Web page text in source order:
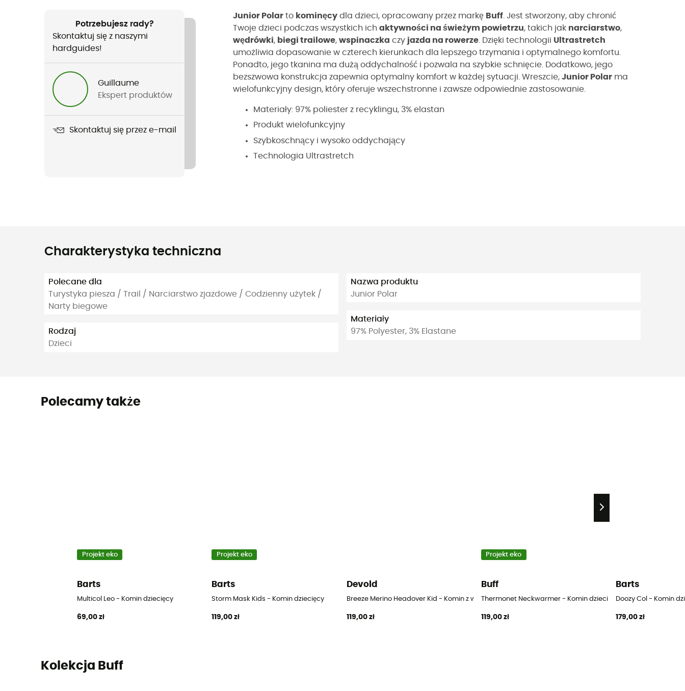
Potrzebujesz rady?
Skontaktuj się z naszymi
hardguides!
Guillaume
Ekspert produktów
Skontaktuj się przez e-mail
Junior Polar to kominęcy dla dzieci, opracowany przez markę Buff Jest stworzony, aby chronić
Twoje dzieci podczas wszystkich ich aktywności na świeżym powietrzu, takich jak narciarstwo,
wędrówki, biegi trailowe, wspinaczka czy jazda na rowerze . Dzięki technologii Ultrastretch
umożliwia dopasowanie w czterech kierunkach dla lepszego trzymania i optymalnego komfortu.
Ponadto, jego tkanina ma dużą oddychalność i pozwala na szybkie schnięcie. Dodatkowo, jego
bezszwowa konstrukcja zapewnia optymalny komfort w każdej sytuacji. Wreszcie, Junior Polar ma
wielofunkcyjny design, który oferuje wszechstronne i zawsze odpowiednie zastosowanie.
Materiały: 97% poliester z recyklingu, 3% elastan
Produkt wielofunkcyjny
Szybkoschnący i wysoko oddychający
Technologia Ultrastretch
Charakterystyka techniczna
Polecane dla
Turystyka piesza / Trail / Narciarstwo zjazdowe / Codzienny użytek /
Narty biegowe
Rodzaj
Dzieci
Nazwa produktu
Junior Polar
Materiały
97% Polyester, 3% Elastane
Polecamy także
Projekt eko
Barts
Multicol Leo - Komin dziecięcy
69,00 zł
Projekt eko
Barts
Storm Mask Kids - Komin dziecięcy
119,00 zł
Devold
Breeze Merino Headover Kid - Komin z wełny merynosa dla dzieci
119,00 zł
Projekt eko
Buff
Thermonet Neckwarmer - Komin dziecięcy
119,00 zł
Barts
Doozy Col - Komin
179,00 zł
Kolekcja Buff